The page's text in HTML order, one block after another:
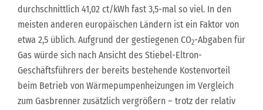
durchschnittlich 41,02 ct/kWh fast 3,5-mal so viel. In den
meisten anderen europäischen Ländern ist ein Faktor von
etwa 2,5 üblich. Aufgrund der gestiegenen CO2-Abgaben für
Gas würde sich nach Ansicht des Stiebel-Eltron-
Geschäftsführers der bereits bestehende Kostenvorteil
beim Betrieb von Wärmepumpenheizungen im Vergleich
zum Gasbrenner zusätzlich vergrößern – trotz der relativ